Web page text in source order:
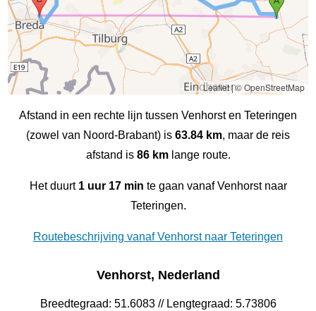
Leaflet|© OpenStreetMap
Afstand in een rechte lijn tussen Venhorst en Teteringen
(zowel van Noord-Brabant) is 63.84 km, maar de reis
afstand is 86 kmlange route.
Het duurt 1 uur 17 min te gaan vanaf Venhorst naar
Teteringen.
Routebeschrijving vanaf Venhorst naar Teteringen
Venhorst, Nederland
Breedtegraad: 51.6083 // Lengtegraad: 5.73806